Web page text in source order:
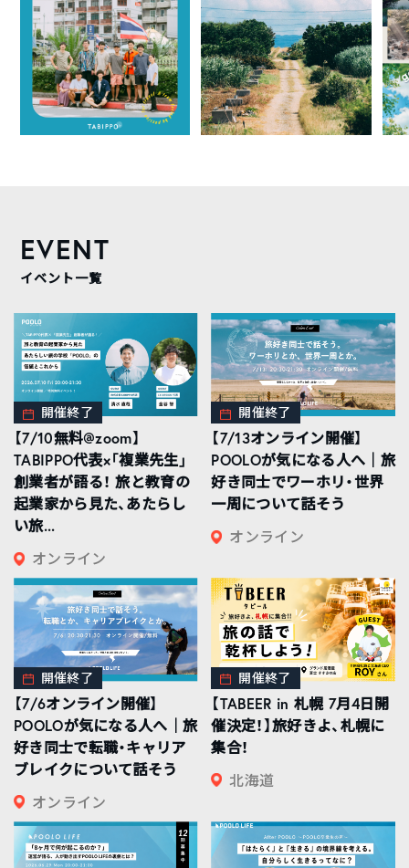
EVENT
イベント一覧
開催終了
【7/10無料@zoom】
TABIPPO代表×「複業先生」
創業者が語る！ 旅と教育の
起業家から見た、あたらし
い旅...
オンライン
開催終了
【7/13オンライン開催】
POOLOが気になる人へ｜旅
好き同士でワーホリ・世界
一周について話そう
オンライン
開催終了
【7/6オンライン開催】
POOLOが気になる人へ｜旅
好き同士で転職・キャリア
ブレイクについて話そう
オンライン
開催終了
【TABEER in 札幌 7月4日開
催決定！】旅好きよ、札幌に
集合！
北海道